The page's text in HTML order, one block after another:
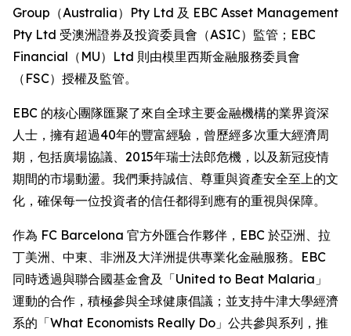
Group（Australia）Pty Ltd 及 EBC Asset Management
Pty Ltd 受澳洲證券及投資委員會（ASIC）監管；EBC
Financial（MU）Ltd 則由模里西斯金融服務委員會
（FSC）授權及監管。
EBC 的核心團隊匯聚了來自全球主要金融機構的業界資深
人士，擁有超過40年的豐富經驗，曾歷經多次重大經濟周
期，包括廣場協議、2015年瑞士法郎危機，以及新冠疫情
期間的市場動盪。我們秉持誠信、尊重與資產安全至上的文
化，確保每一位投資者的信任都得到應有的重視與保障。
作為 FC Barcelona 官方外匯合作夥伴，EBC 於亞洲、拉
丁美洲、中東、非洲及大洋洲提供專業化金融服務。EBC
同時透過與聯合國基金會及「United to Beat Malaria」
運動的合作，積極參與全球健康倡議；並支持牛津大學經濟
系的「What Economists Really Do」公共參與系列，推